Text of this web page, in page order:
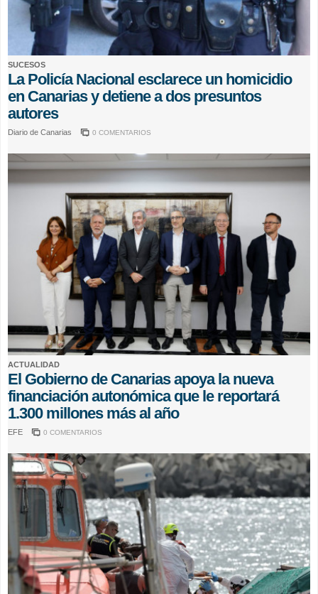
SUCESOS
La Policía Nacional esclarece un homicidio
en Canarias y detiene a dos presuntos
autores
Diario de Canarias 0 COMENTARIOS
ACTUALIDAD
El Gobierno de Canarias apoya la nueva
financiación autonómica que le reportará
1.300 millones más al año
EFE 0 COMENTARIOS